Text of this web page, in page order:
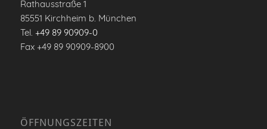
Rathausstraße 1
85551 Kirchheim b. München
Tel. +49 89 90909-0
Fax +49 89 90909-8900
ÖFFNUNGSZEITEN